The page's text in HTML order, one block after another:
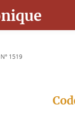
1519